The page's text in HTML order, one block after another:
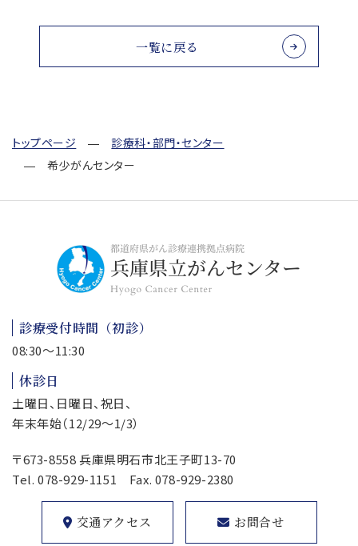
一覧に戻る
トップページ
診療科・部門・センター
希少がんセンター
診療受付時間（初診）
08:30～11:30
休診日
土曜日、日曜日、祝日、
年末年始（12/29～1/3）
〒673-8558 兵庫県明石市北王子町13-70
Tel. 078-929-1151 Fax. 078-929-2380
交通アクセス お問合せ